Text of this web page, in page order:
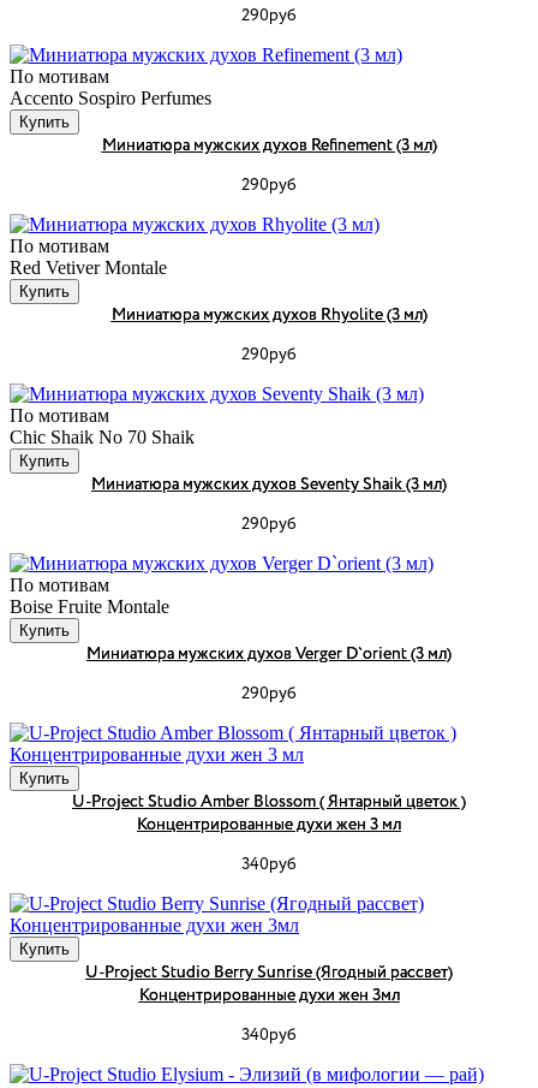
290руб
По мотивам
Accento Sospiro Perfumes
Купить
Миниатюра мужских духов Refinement (3 мл)
290руб
По мотивам
Red Vetiver Montale
Купить
Миниатюра мужских духов Rhyolite (3 мл)
290руб
По мотивам
Chic Shaik No 70 Shaik
Купить
Миниатюра мужских духов Seventy Shaik (3 мл)
290руб
По мотивам
Boise Fruite Montale
Купить
Миниатюра мужских духов Verger D`orient (3 мл)
290руб
Купить
U-Project Studio Amber Blossom ( Янтарный цветок )
Концентрированные духи жен 3 мл
340руб
Купить
U-Project Studio Berry Sunrise (Ягодный рассвет)
Концентрированные духи жен 3мл
340руб